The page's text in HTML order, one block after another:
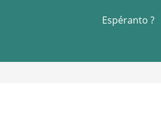
Espéranto ?